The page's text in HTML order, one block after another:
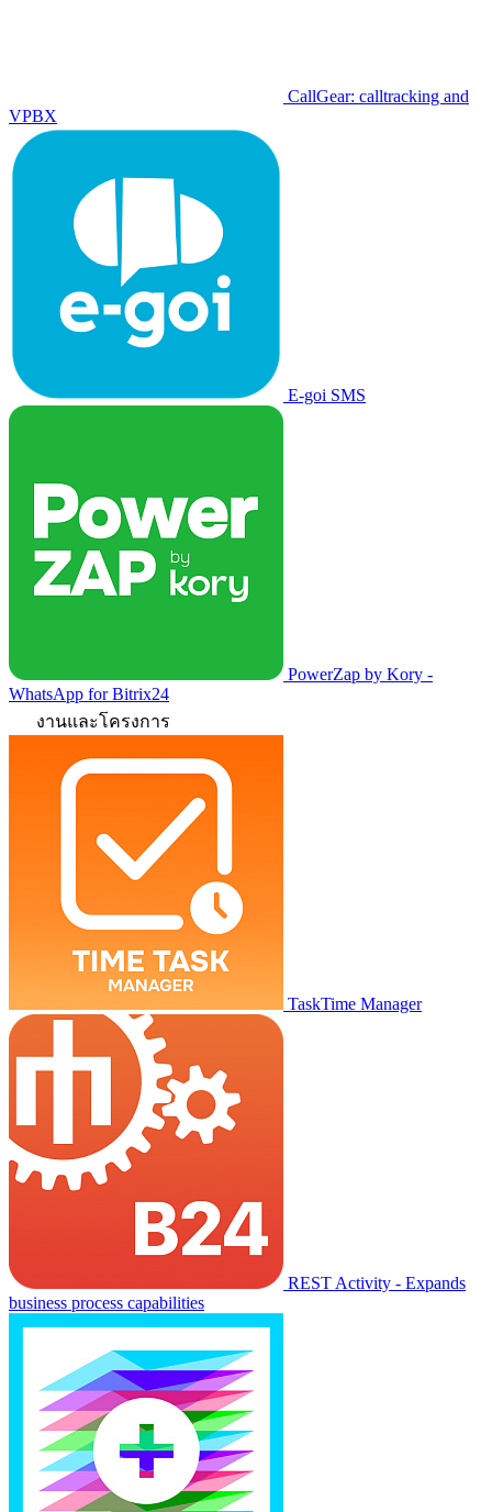
CallGear: calltracking and
VPBX
E-goi SMS
PowerZap by Kory -
WhatsApp for Bitrix24
งานและโครงการ
TaskTime Manager
REST Activity - Expands
business process capabilities